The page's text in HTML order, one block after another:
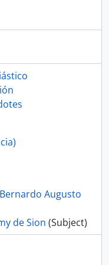
(1885, letras C-G)
(1885, letras S-Z)
(1885, letras M-R)
recibida (1885)
Thiel, II obispo de San José (1891-1893)
Thiel, II Obispo de San José (1885-1892)
Augusto Thiel, II Obispo de San José (1885)
Augusto Thiel, II Obispo de San José (1886-1887)
Augusto Thiel, II Obispo de San José (1887-1889)
sacerdotales y juicios de divorcio (1865-1888)
a autoridades eclesiásticas (1866-1882)
1886) y documentos diversos
Bernardo Augusto Thiel, II obispo de San José (1885-1887)
Augusto Thiel, II obispo de San José (1887)
esponsales y documentos diversos (1885-1889)
Thiel, II Obispo de San José (1887-1888)
Augusto Thiel, II Obispo de San José (1874-1901)
Augusto
de Sion (Subject)